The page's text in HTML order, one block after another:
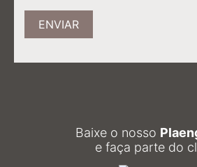
ENVIAR
Baixe o nosso
e faça parte do